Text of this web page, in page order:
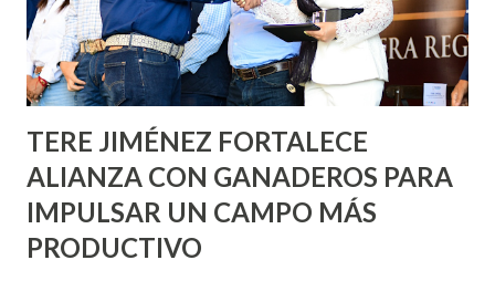
Asunción, Avenida Alameda y Decreto 27 de Septiembre, en
los edificios FOVISSSTE Ojo de Agua, en la comunidad
Norias de Paso Hondo y en los edificios de...
TERE JIMÉNEZ FORTALECE
ALIANZA CON GANADEROS PARA
IMPULSAR UN CAMPO MÁS
PRODUCTIVO